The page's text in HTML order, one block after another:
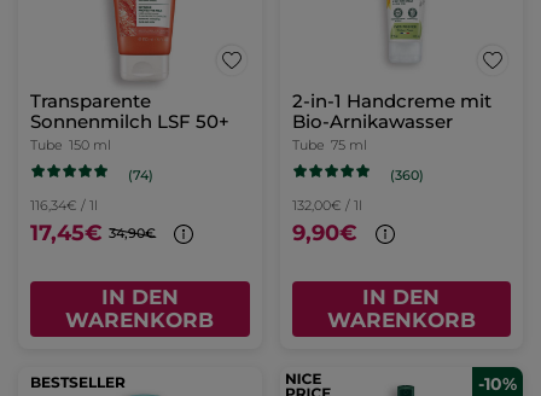
Transparente
Sonnenmilch LSF 50+
Tube 150 ml
(74)
116,34€ / 1l
17,45€ 34,90€
IN DEN
WARENKORB
2-in-1 Handcreme mit
Bio-Arnikawasser
Tube 75 ml
(360)
132,00€ / 1l
9,90€
IN DEN
WARENKORB
BESTSELLER -10%